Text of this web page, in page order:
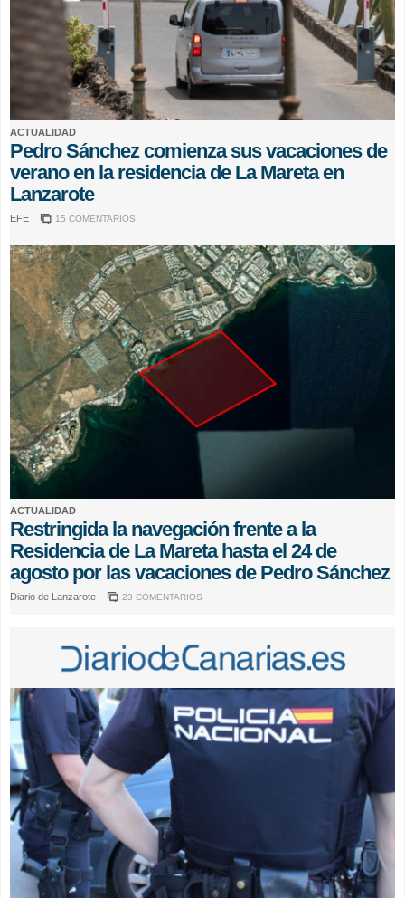
ACTUALIDAD
Pedro Sánchez comienza sus vacaciones de
verano en la residencia de La Mareta en
Lanzarote
EFE 15 COMENTARIOS
ACTUALIDAD
Restringida la navegación frente a la
Residencia de La Mareta hasta el 24 de
agosto por las vacaciones de Pedro Sánchez
Diario de Lanzarote 23 COMENTARIOS